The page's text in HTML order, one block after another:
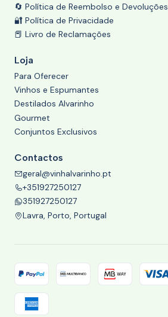
🔄 Política de Reembolso e Devoluções
🔐 Política de Privacidade
📕 Livro de Reclamações
Loja
Para Oferecer
Vinhos e Espumantes
Destilados Alvarinho
Gourmet
Conjuntos Exclusivos
Contactos
geral@vinhalvarinho.pt
+351927250127
351927250127
Lavra, Porto, Portugal